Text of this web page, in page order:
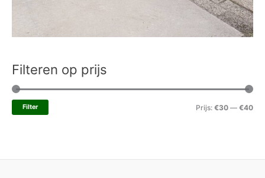
Filteren op prijs
Filter Prijs: €30 — €40